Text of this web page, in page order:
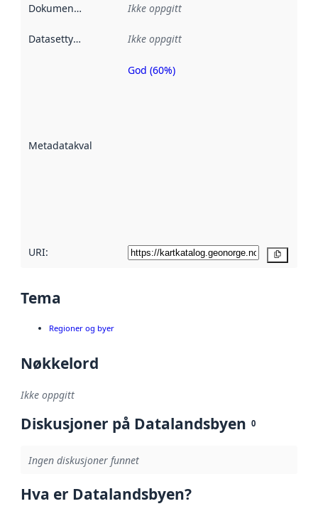
Dokumentasjon Ikke oppgitt
Datasettype Ikke oppgitt
Metadatakvalitet
Metadatakvalitet
God (60%)
URI:
Tema
Regioner og byer
Nøkkelord
Ikke oppgitt
Diskusjoner på Datalandsbyen 0
Ingen diskusjoner funnet
Hva er Datalandsbyen?